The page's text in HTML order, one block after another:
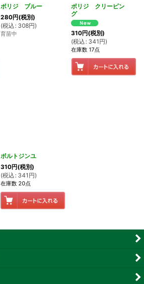
ボリジ ブルー
280円(税別)
(税込 : 308円)
育苗中
ボリジ クリーピン
グ
310円(税別)
(税込 : 341 円)
在庫数 17点
ボルトジンユ
310円(税別)
(税込 : 341 円)
在庫数 20点